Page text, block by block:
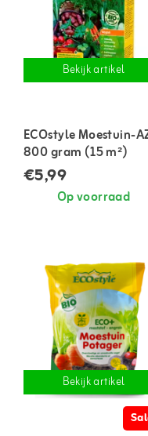
Bekijk artikel
ECOstyle Moestuin-
800 gram (15 m²)
€5,99
Op voorraad
Bekijk artikel